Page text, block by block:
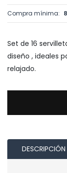
Compra mínima:
Set de 16
diseño , ideales
relajado.
DESCRIPCIÓN